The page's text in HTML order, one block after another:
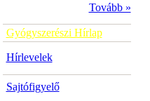
Tovább »
Gyógyszerészi Hírlap
Hírlevelek
Sajtófigyelő